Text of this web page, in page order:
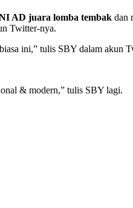
AD juara lomba tembak dan
Twitter-nya.
ini,” tulis SBY dalam akun
& modern,” tulis SBY lagi.